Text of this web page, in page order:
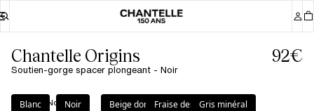
Chantelle Origins
Soutien-gorge spacer plongeant - Noir
92€
Couleur Noir
Blanc Noir Beige doré Fraise des boisGris minéral